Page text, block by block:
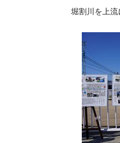
堀割川を上流